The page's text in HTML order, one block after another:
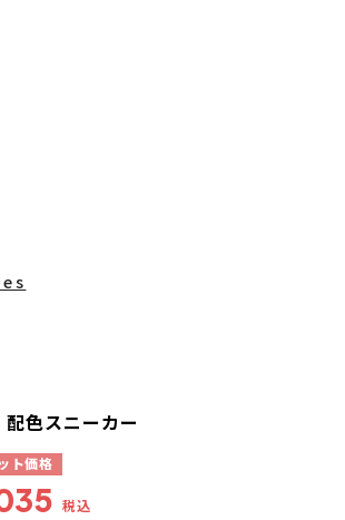
配色スニーカー
ト価格
税込